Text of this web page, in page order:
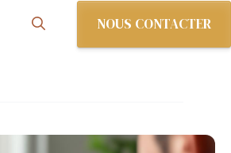
NOUS CONTACTER